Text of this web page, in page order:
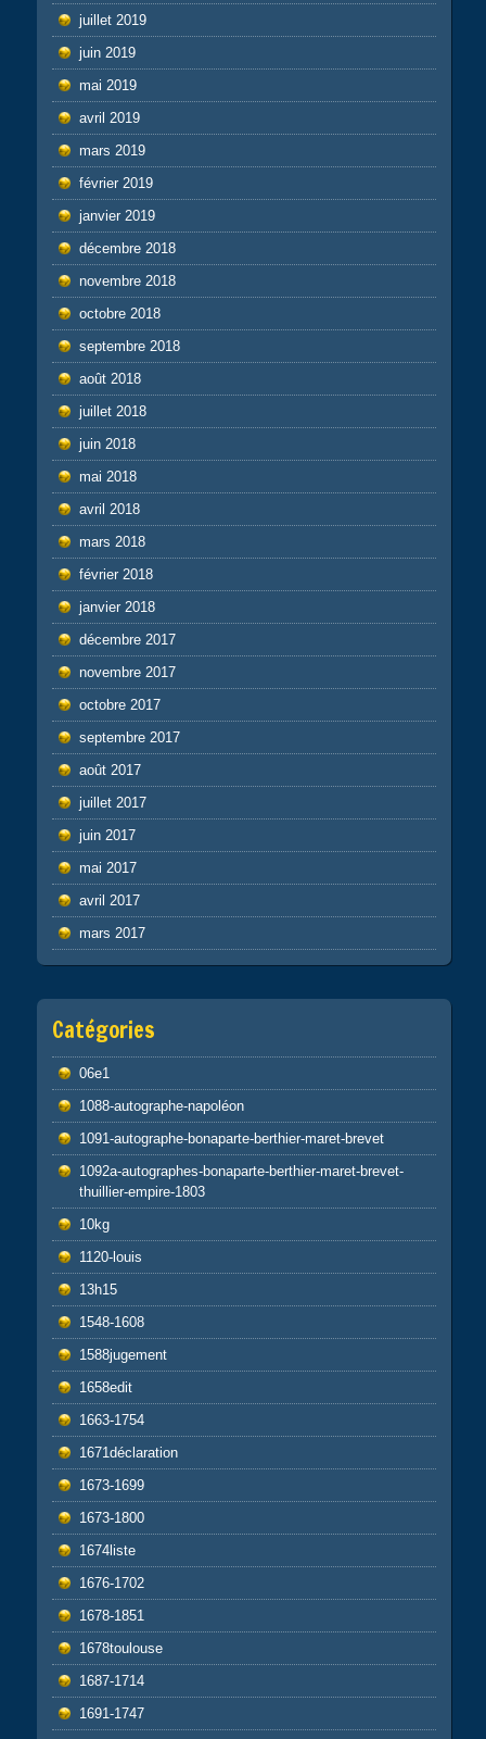
juillet 2019
juin 2019
mai 2019
avril 2019
mars 2019
février 2019
janvier 2019
décembre 2018
novembre 2018
octobre 2018
septembre 2018
août 2018
juillet 2018
juin 2018
mai 2018
avril 2018
mars 2018
février 2018
janvier 2018
décembre 2017
novembre 2017
octobre 2017
septembre 2017
août 2017
juillet 2017
juin 2017
mai 2017
avril 2017
mars 2017
Catégories
06e1
1088-autographe-napoléon
1091-autographe-bonaparte-berthier-maret-brevet
1092a-autographes-bonaparte-berthier-maret-brevet-
thuillier-empire-1803
10kg
1120-louis
13h15
1548-1608
1588jugement
1658edit
1663-1754
1671déclaration
1673-1699
1673-1800
1674liste
1676-1702
1678-1851
1678toulouse
1687-1714
1691-1747